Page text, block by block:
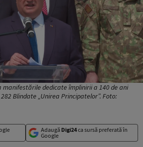
dedicate împlinirii a 140 de ani
Blindate „Unirea Principatelor”. Foto:
Adaugă Digi24ca sursă preferată în
Google